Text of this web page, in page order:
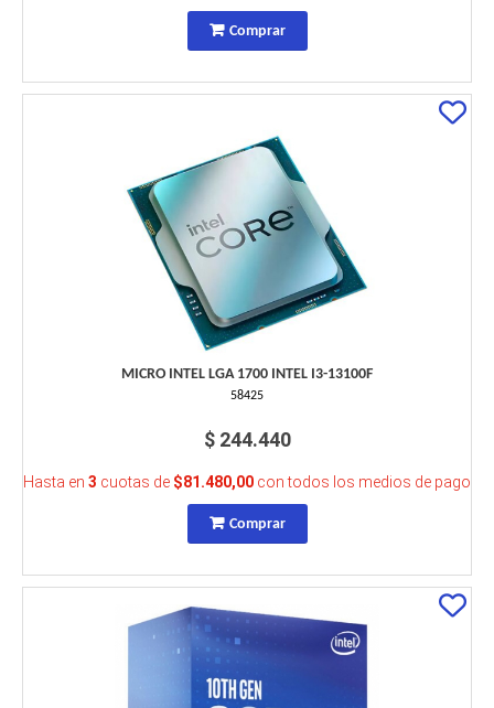
Comprar
MICRO INTEL LGA 1700 INTEL I3-13100F
58425
$ 244.440
Hasta en 3 cuotas de $81.480,00 con todos los medios de pago
Comprar